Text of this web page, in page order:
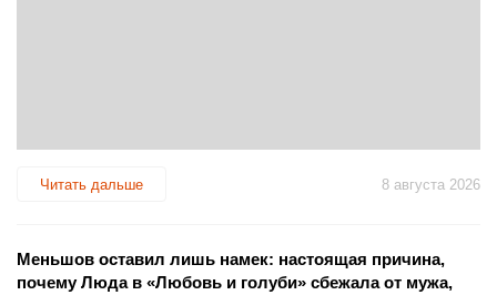
Читать дальше 8 августа 2026
Меньшов оставил лишь намек: настоящая причина,
почему Люда в «Любовь и голуби» сбежала от мужа,